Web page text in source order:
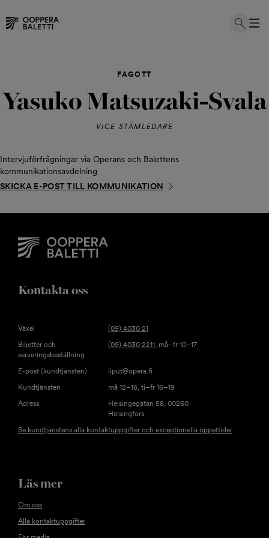
FAGOTT
Yasuko Matsuzaki-Svala
VICE STÄMLEDARE
Intervjuförfrågningar via Operans och Balettens
kommunikationsavdelning
SKICKA E-POST TILL KOMMUNIKATION
Kontakta oss
Växel
(09) 4030 21
Biljetter och
serveringsbeställning
(09) 4030 2211, må–fr 10–17
E-post (kundtjänsten)
liput@opera.fi
Kundtjänsten
må 12–16, ti–fr 16–19
Adress
Helsingegatan 58, 00260
Helsingfors
Se kundtjänstens alla kontaktuppgifter och exceptionella öppettider
Läs mer
Om oss
Alla kontaktuppgifter